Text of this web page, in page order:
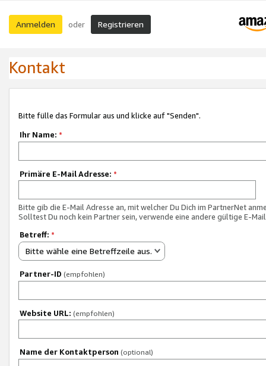
Anmelden oder Registrieren
Kontakt
Bitte fülle das Formular aus und klicke auf "Senden".
Ihr Name: *
Primäre E-Mail Adresse: *
Bitte gib die E-Mail Adresse an, mit welcher Du Dich im PartnerNet
Solltest Du noch kein Partner sein, verwende eine andere gültige E-
Betreff: *
Bitte wähle eine Betreffzeile aus.
Partner-ID (empfohlen)
Website URL: (empfohlen)
Name der Kontaktperson (optional)